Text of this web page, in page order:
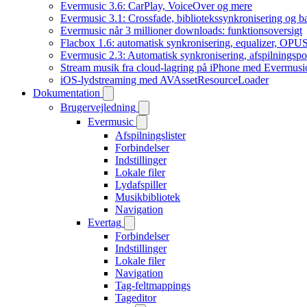
Evermusic 3.6: CarPlay, VoiceOver og mere
Evermusic 3.1: Crossfade, bibliotekssynkronisering og
Evermusic når 3 millioner downloads: funktionsoversigt
Flacbox 1.6: automatisk synkronisering, equalizer,
Evermusic 2.3: Automatisk synkronisering,
Stream musik fra cloud-lagring på iPhone med
iOS-lydstreaming med AVAssetResourceLoader
Dokumentation
Brugervejledning
Evermusic
Afspilningslister
Forbindelser
Indstillinger
Lokale filer
Lydafspiller
Musikbibliotek
Navigation
Evertag
Forbindelser
Indstillinger
Lokale filer
Navigation
Tag-feltmappings
Tageditor